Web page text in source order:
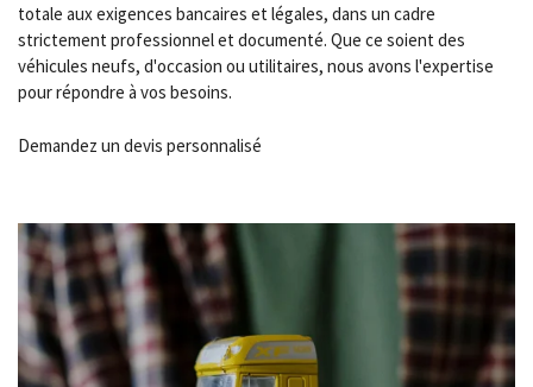
totale aux exigences bancaires et légales, dans un cadre
strictement professionnel et documenté. Que ce soient des
véhicules neufs, d'occasion ou utilitaires, nous avons l'expertise
pour répondre à vos besoins.
Demandez un devis personnalisé